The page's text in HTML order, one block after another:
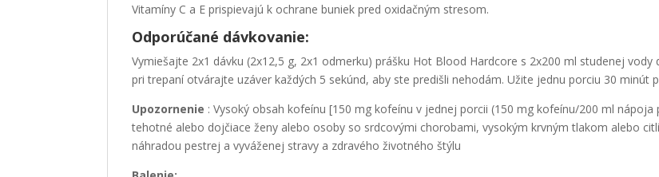
Vitamíny C a E prispievajú k ochrane buniek pred oxidačným stresom.
Odporúčané dávkovanie:
Vymiešajte 2x1 dávku (2x12,5 g, 2x1 odmerku) prášku Hot Blood Hardcore s 2x200 ml studenej
pri trepaní otvárajte uzáver každých 5 sekúnd, aby ste predišli nehodám. Užite jednu porciu 30 minút
Upozornenie : Vysoký obsah kofeínu [150 mg kofeínu v jednej porcii (150 mg kofeínu/200 ml
tehotné alebo dojčiace ženy alebo osoby so srdcovými chorobami, vysokým krvným tlakom alebo
náhradou pestrej a vyváženej stravy a zdravého životného štýlu